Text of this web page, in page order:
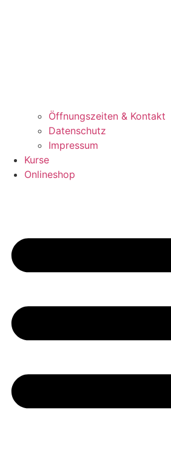
Öffnungszeiten & Kontakt
Datenschutz
Impressum
Kurse
Onlineshop